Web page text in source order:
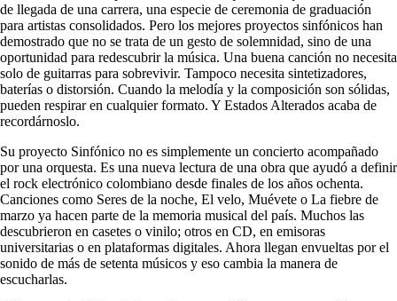
de llegada de una carrera, una especie de ceremonia de graduación
para artistas consolidados. Pero los mejores proyectos sinfónicos han
demostrado que no se trata de un gesto de solemnidad, sino de una
oportunidad para redescubrir la música. Una buena canción no necesita
solo de guitarras para sobrevivir. Tampoco necesita sintetizadores,
baterías o distorsión. Cuando la melodía y la composición son sólidas,
pueden respirar en cualquier formato. Y Estados Alterados acaba de
recordárnoslo.
Su proyecto Sinfónico no es simplemente un concierto acompañado
por una orquesta. Es una nueva lectura de una obra que ayudó a definir
el rock electrónico colombiano desde finales de los años ochenta.
Canciones como Seres de la noche, El velo, Muévete o La fiebre de
marzo ya hacen parte de la memoria musical del país. Muchos las
descubrieron en casetes o vinilo; otros en CD, en emisoras
universitarias o en plataformas digitales. Ahora llegan envueltas por el
sonido de más de setenta músicos y eso cambia la manera de
escucharlas.